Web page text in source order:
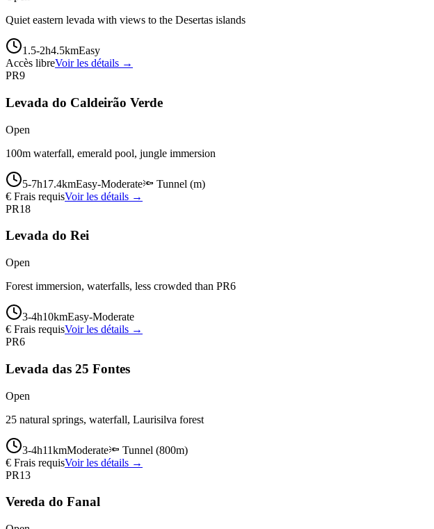
Quiet eastern levada with views to the Desertas islands
1.5-2h4.5kmEasy
Accès libreVoir les détails →
PR9
Levada do Caldeirão Verde
Open
100m waterfall, emerald pool, jungle immersion
5-7h17.4kmEasy-Moderate🔦 Tunnel (m)
€ Frais requisVoir les détails →
PR18
Levada do Rei
Open
Forest immersion, waterfalls, less crowded than PR6
3-4h10kmEasy-Moderate
€ Frais requisVoir les détails →
PR6
Levada das 25 Fontes
Open
25 natural springs, waterfall, Laurisilva forest
3-4h11kmModerate🔦 Tunnel (800m)
€ Frais requisVoir les détails →
PR13
Vereda do Fanal